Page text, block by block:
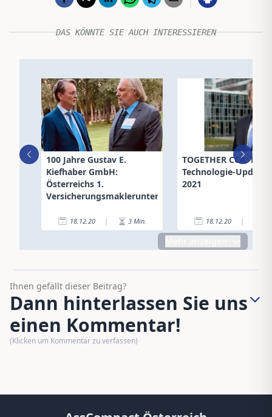
DAS KÖNNTE SIE AUCH INTERESSIEREN
100 Jahre Gustav E.
Kiefhaber GmbH:
Österreichs 1.
Versicherungsmaklerunternehmen
18.12.20 | 3 Min.
TOGETHER CCA: Neue
Technologie-
2021
18.12.20 |
Ihnen gefällt dieser Beitrag?
Dann hinterlassen Sie uns
einen Kommentar!
(Klicken um Kommentar zu verfassen)